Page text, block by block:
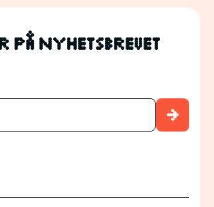
på nyhetsbrevet
→